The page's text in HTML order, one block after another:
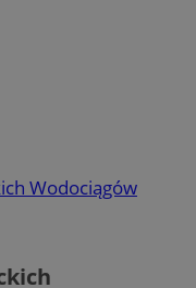
Wodociągów